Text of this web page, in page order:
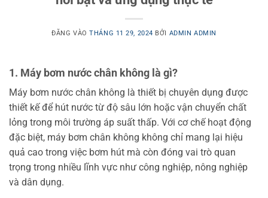
ĐĂNG VÀOTHÁNG 11 29, 2024 BỞI ADMIN ADMIN
1. Máy bơm nước chân không là gì?
Máy bơm nước chân không là thiết bị chuyên dụng được
thiết kế để hút nước từ độ sâu lớn hoặc vận chuyển chất
lỏng trong môi trường áp suất thấp. Với cơ chế hoạt động
đặc biệt, máy bơm chân không không chỉ mang lại hiệu
quả cao trong việc bơm hút mà còn đóng vai trò quan
trọng trong nhiều lĩnh vực như công nghiệp, nông nghiệp
và dân dụng.